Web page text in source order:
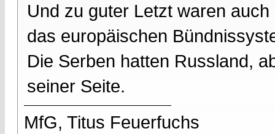
Und zu guter Letzt waren
das europäischen
Die Serben hatten Russland,
seiner Seite.
MfG, Titus Feuerfuchs